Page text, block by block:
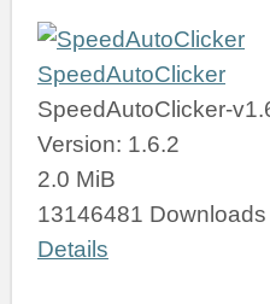
SpeedAutoClicker
SpeedAutoClicker-
Version: 1.6.2
2.0 MiB
13146481 Downloads
Details